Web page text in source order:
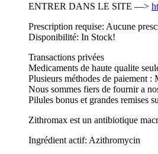
ENTRER DANS LE SITE —>
Prescription requise: Aucune
Disponibilité: In Stock!
Transactions privées
Medicaments de haute qualite
Plusieurs méthodes de paiement
Nous sommes fiers de fournir a
Pilules bonus et grandes remises
Zithromax est un antibiotique
Ingrédient actif: Azithromycin